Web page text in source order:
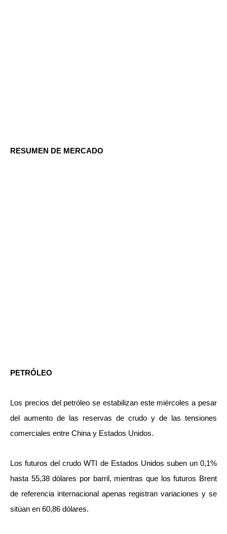
RESUMEN DE MERCADO
PETRÓLEO
Los precios del petróleo se estabilizan este miércoles a pesar
del aumento de las reservas de crudo y de las tensiones
comerciales entre China y Estados Unidos.
Los futuros del crudo WTI de Estados Unidos suben un 0,1%
hasta 55,38 dólares por barril, mientras que los futuros Brent
de referencia internacional apenas registran variaciones y se
sitúan en 60,86 dólares.